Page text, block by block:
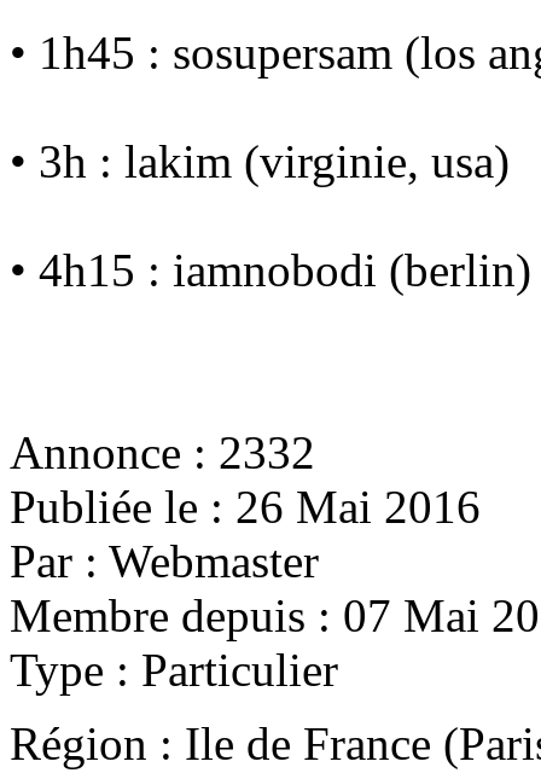
• 1h45 : sosupersam (los
• 3h : lakim (virginie, usa)
• 4h15 : iamnobodi (berlin)
Annonce : 2332
Publiée le : 26 Mai 2016
Par : Webmaster
Membre depuis : 07 Mai
Type : Particulier
Région : Ile de France